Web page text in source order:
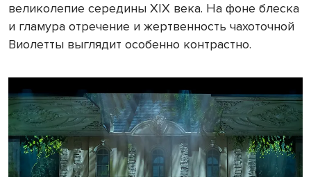
великолепие середины XIX века. На фоне блеска
и гламура отречение и жертвенность чахоточной
Виолетты выглядит особенно контрастно.